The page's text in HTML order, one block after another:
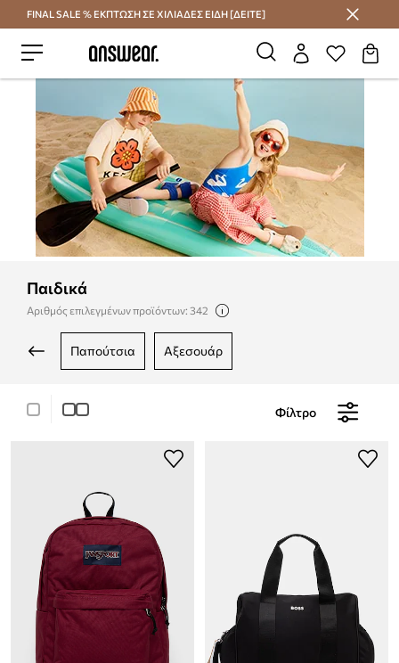
Εξοικονομήστε με το Answear Club
FINAL SALE % ΕΚΠΤΩΣΗ ΣΕ ΧΙΛΙΑΔΕΣ ΕΙΔΗ [ΔΕΙΤΕ]
Παιδικά
Αριθμός επιλεγμένων προϊόντων: 342
παπούτσια αξεσουάρ
Φίλτρο